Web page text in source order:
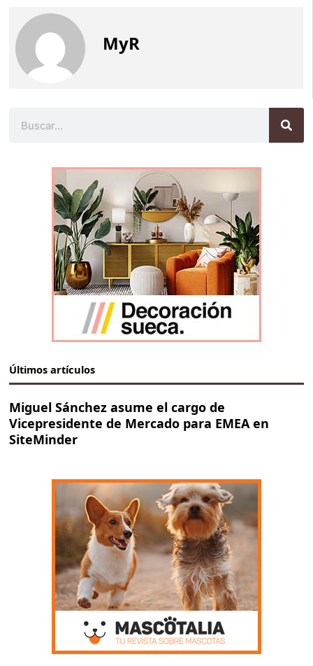
MyR
Últimos artículos
Miguel Sánchez asume el cargo de
Vicepresidente de Mercado para EMEA en
SiteMinder